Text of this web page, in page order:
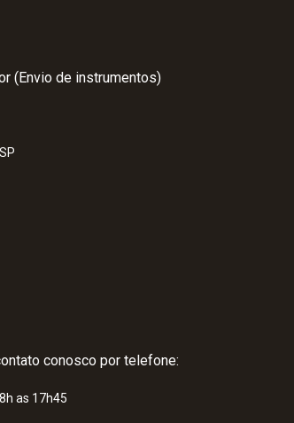
(Envio de instrumentos)
conosco por telefone:
as 17h45